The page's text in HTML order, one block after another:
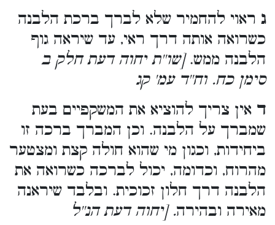
ג ראוי להחמיר שלא לברך ברכת הלבנה
כשרואה אותה דרך ראי, עד שיראה גוף
הלבנה ממש.[שו''ת יחוה דעת חלק ב
סימן כח. וח''ד עמ' קג
ד אין צריך להוציא את המשקפיים בעת
שמברך על הלבנה. וכן המברך ברכה זו
ביחידות, וכגון מי שהוא חולה קצת ומצטער
מהרוח, וכדומה, יכול לברכה כשרואה את
הלבנה דרך חלון זכוכית. ובלבד שיראנה
מאירה ובהירה. [יחוה דעת הנ''ל